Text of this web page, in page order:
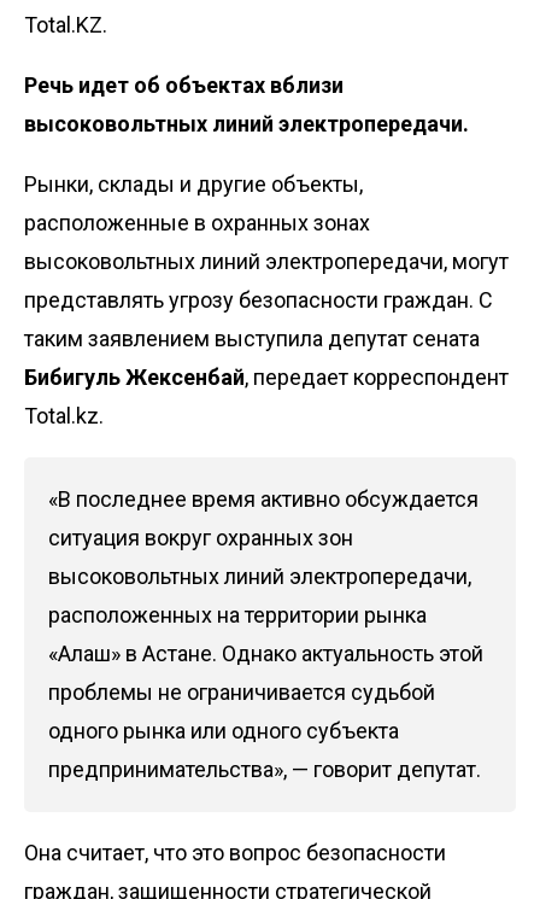
Total.KZ.
Речь идет об объектах вблизи
высоковольтных линий электропередачи.
Рынки, склады и другие объекты,
расположенные в охранных зонах
высоковольтных линий электропередачи, могут
представлять угрозу безопасности граждан. С
таким заявлением выступила депутат сената
БибигульЖексенбай, передает корреспондент
Total.kz.
«В последнее время активно обсуждается
ситуация вокруг охранных зон
высоковольтных линий электропередачи,
расположенных на территории рынка
«Алаш» в Астане. Однако актуальность этой
проблемы не ограничивается судьбой
одного рынка или одного субъекта
предпринимательства», — говорит депутат.
Она считает, что это вопрос безопасности
граждан, защищенности стратегической